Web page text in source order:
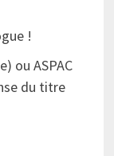
!
ou ASPAC
du titre